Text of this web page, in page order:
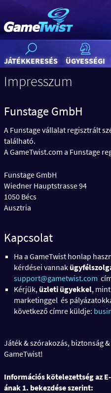
JÁTÉKKERESÉS ÜGYESSÉGI
Impresszum
Funstage GmbH
A Funstage vállalat regisztrált
található.
A GameTwist.com a Funstage
Funstage GmbH
Wiedner Hauptstrasse 94
1050 Bécs
Ausztria
Kapcsolat
Ha a GameTwist honlap
kérdései vannak
support@gametwist.com
Kérjük, üzleti ügyekkel,
marketinggel és
következő címre küldje:
Játék & szórakozás, biztonság
GameTwist!
Információs kötelezettség az
ának 1. bekezdése szerint: